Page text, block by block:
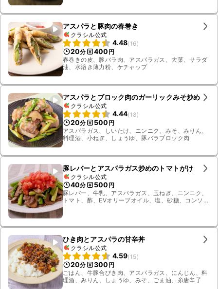
アスパラと豚肉の春巻き
クラシル公式
4.48(16)
20分 400 円
春巻きの皮、豚バラ肉、アスパラガス、大葉、サラダ
油、水溶き薄力粉、ケチャップ
アスパラとブロック肉のガーリックみそ炒め
クラシル公式
4.44(18)
20分 500 円
アスパラガス、しいたけ、ニンニク、みそ、みりん、
料理酒、小ねぎ、しょうゆ、豚バラブロック肉
豚レバーとアスパラガス炒めのトマトがけ
クラシル公式
40分 500 円
豚レバー、牛乳、アスパラガス、玉ねぎ、ニンニク、
トマト、酢、EVオリーブオイル、塩、砂糖、コンソメ
ひき肉とアスパラの甘辛丼
クラシル公式
4.59(15)
20分 300 円
ごはん、牛豚合びき肉、アスパラガス、にんじん、料
理酒、みりん、しょうゆ、みそ、ごま油、糸唐辛子